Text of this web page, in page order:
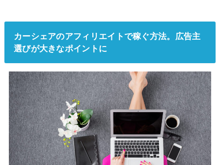
カーシェアのアフィリエイトで稼ぐ方法。広告主
選びが大きなポイントに